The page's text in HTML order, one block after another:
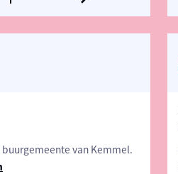
van Kemmel.